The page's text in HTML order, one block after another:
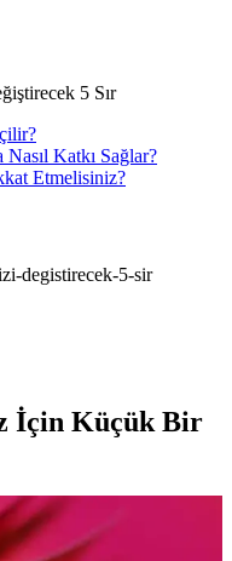
5 Sır
Katkı Sağlar?
Etmelisiniz?
degistirecek-5-sir
İçin Küçük Bir